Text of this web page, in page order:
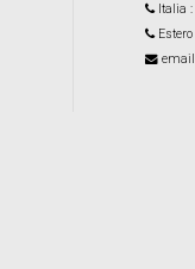
Italia
Estero
email